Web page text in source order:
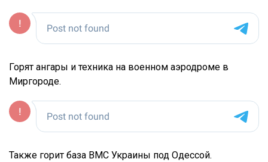
Горят ангары и техника на военном аэродроме в
Миргороде.
Также горит база ВМС Украины под Одессой.